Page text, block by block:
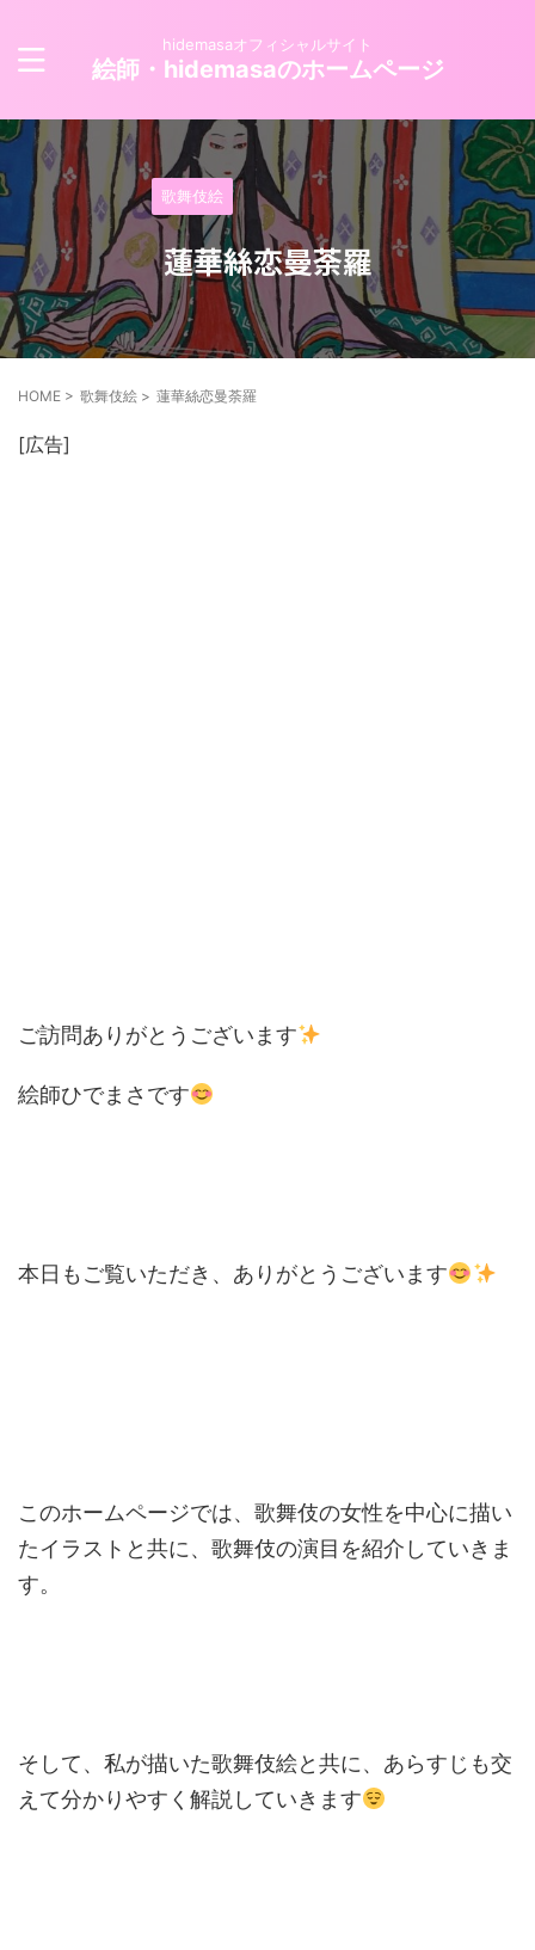
hidemasaオフィシャルサイト
絵師・hidemasaのホームページ
歌舞伎絵
蓮華絲恋曼荼羅
HOME > 歌舞伎絵 > 蓮華絲恋曼荼羅
[広告]
ご訪問ありがとうございます
絵師ひでまさです
本日もご覧いただき、ありがとうございます
このホームページでは、歌舞伎の女性を中心に描い
たイラストと共に、歌舞伎の演目を紹介していきま
す。
そして、私が描いた歌舞伎絵と共に、あらすじも交
えて分かりやすく解説していきます